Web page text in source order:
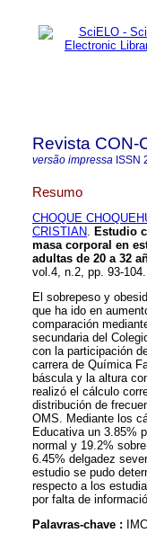
Revista CON-
versão impressa ISSN
Resumo
CHOQUE
CRISTIAN. Estudio
masa corporal en
adultas de 20 a 32
vol.4, n.2, pp. 93-
El sobrepeso y
que ha ido en
comparación
secundaria del
con la participación
carrera de Química
báscula y la altura
realizó el cálculo
distribución de
OMS. Mediante los
Educativa un 3.85%
normal y 19.2%
6.45% delgadez
estudio se pudo
respecto a los
por falta de
Palavras-chave :